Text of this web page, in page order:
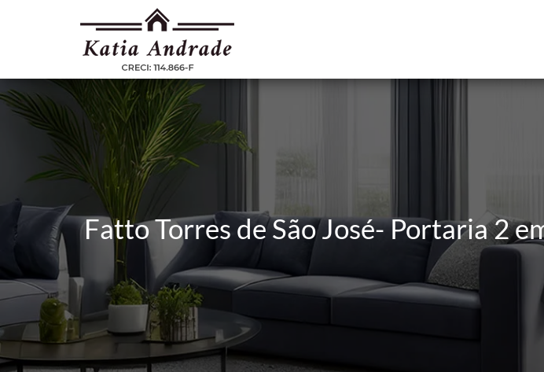
Fatto Torres de São José- Portaria 2